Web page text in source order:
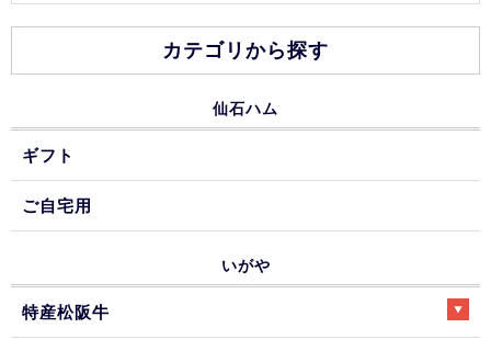
カテゴリから探す
仙石ハム
ギフト
ご自宅用
いがや
特産松阪牛